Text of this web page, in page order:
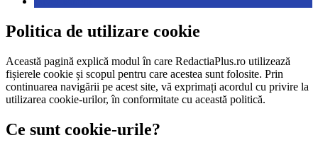
Politica de utilizare cookie
Această pagină explică modul în care RedactiaPlus.ro utilizează
fișierele cookie și scopul pentru care acestea sunt folosite. Prin
continuarea navigării pe acest site, vă exprimați acordul cu privire la
utilizarea cookie-urilor, în conformitate cu această politică.
Ce sunt cookie-urile?